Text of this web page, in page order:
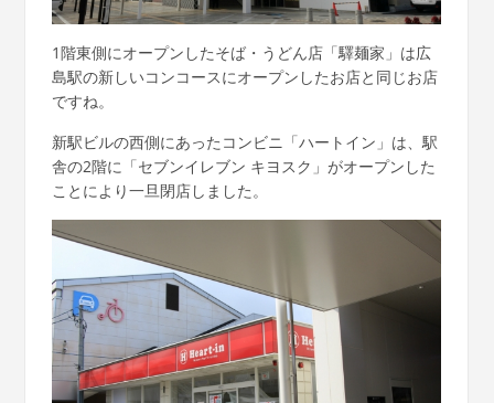
1階東側にオープンしたそば・うどん店「驛麺家」は広
島駅の新しいコンコースにオープンしたお店と同じお店
ですね。
新駅ビルの西側にあったコンビニ「ハートイン」は、駅
舎の2階に「セブンイレブン キヨスク」がオープンした
ことにより一旦閉店しました。